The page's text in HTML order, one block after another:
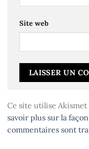
Site web
Ce site utilise
savoir plus sur la
commentaires sont